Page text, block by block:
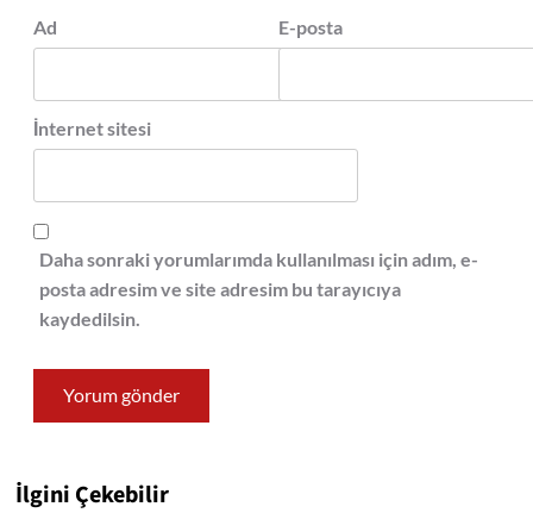
Ad E-posta
İnternet sitesi
Daha sonraki yorumlarımda kullanılması için adım, e-
posta adresim ve site adresim bu tarayıcıya
kaydedilsin.
İlgini Çekebilir